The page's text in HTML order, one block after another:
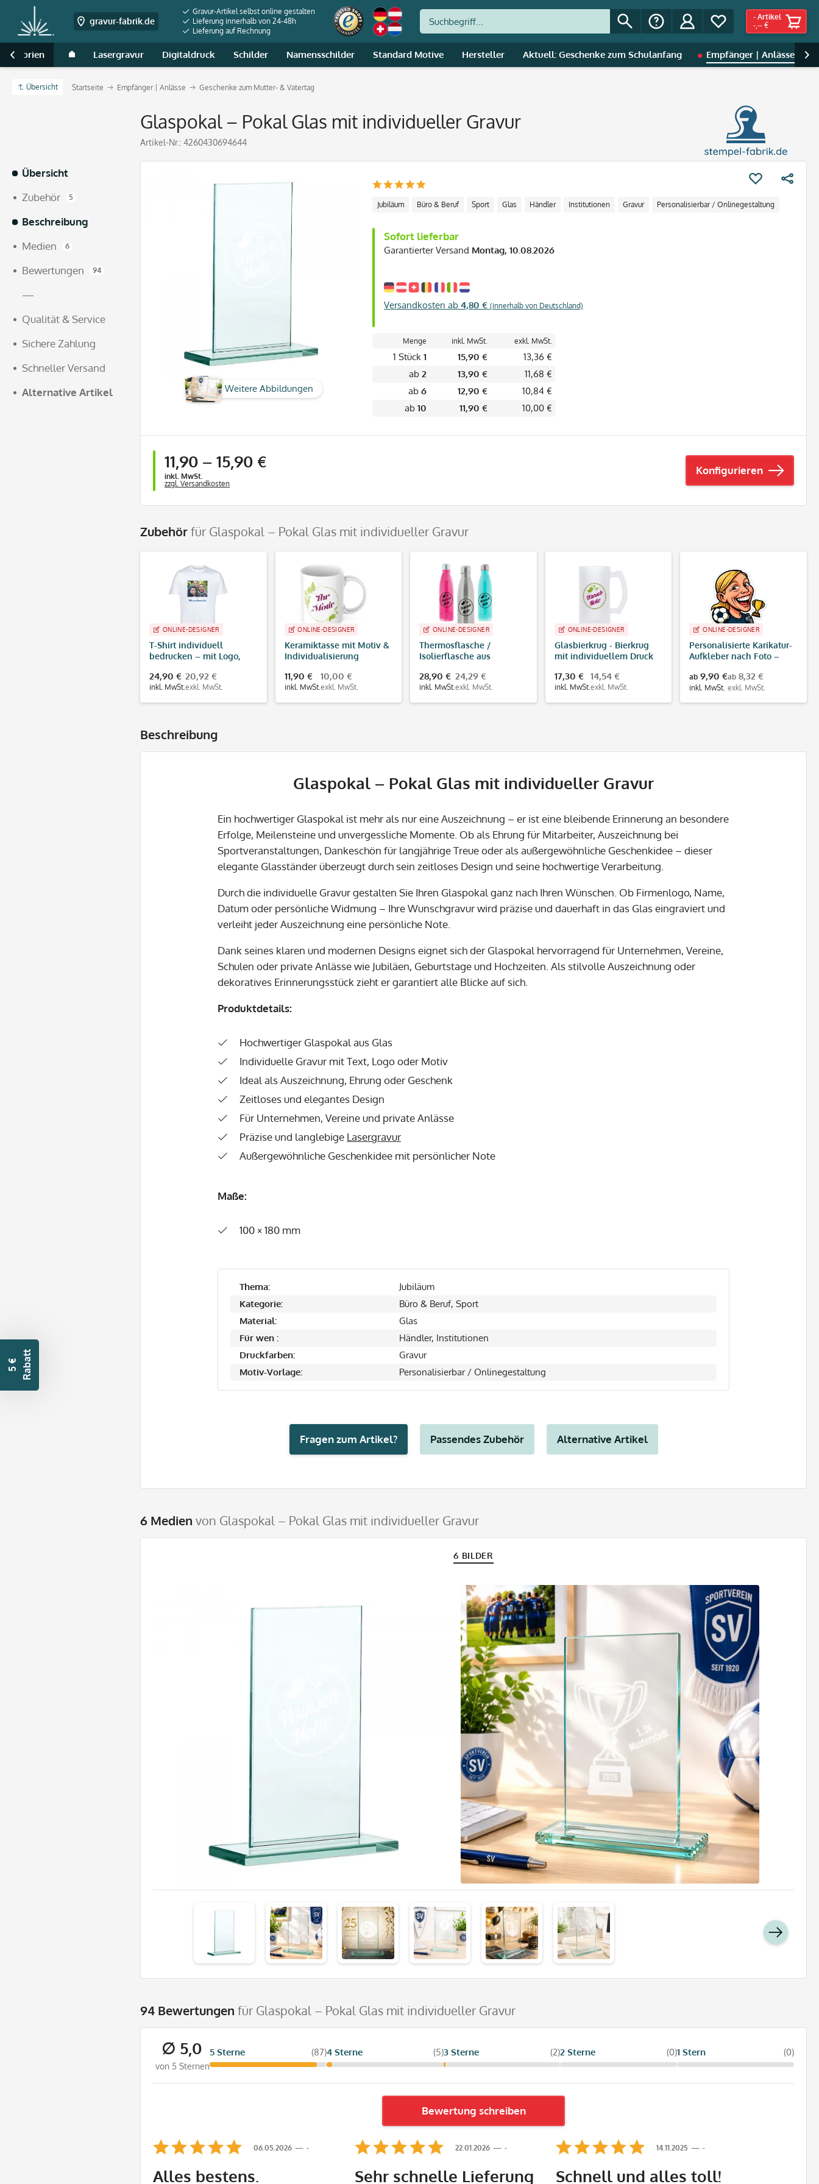
gravur-fabrik.de
Gravur-Artikel selbst online gestalten
Lieferung innerhalb von 24-48h
Lieferung auf Rechnung
- Artikel
-,-- €
Lasergravur Digitaldruck Schilder Namensschilder Standard Motive Hersteller Aktuell: Geschenke zum Schulanfang Empfänger | Anlässe
 
Übersicht Startseite Empfänger | Anlässe Geschenke zum Mutter- & Vatertag
Glaspokal – Pokal Glas mit individueller Gravur
Artikel-Nr.: 4260430694644
Übersicht
Zubehör
5
Beschreibung
Medien
6
Bewertungen 94
—
Qualität & Service
Sichere Zahlung
Schneller Versand
Alternative Artikel
Weitere Abbildungen
Jubiläum Büro & Beruf Sport Glas Händler Institutionen Gravur Personalisierbar / Onlinegestaltung
Sofort lieferbar
Garantierter Versand Montag, 10.08.2026
Versandkosten ab 4,80 € (innerhalb von Deutschland)
Menge inkl. MwSt. exkl. MwSt.
1 Stück 1 15,90 €
13,36 €
ab 2 13,90 €
11,68 €
ab 6 12,90 €
10,84 €
ab 10 11,90 € 10,00 €
ab
11,90 – 1 Stück
15,90 €
inkl. MwSt.
zzgl. Versandkosten
Konfigurieren
Zubehörfür Glaspokal – Pokal Glas mit individueller Gravur
ONLINE-DESIGNER
T-Shirt individuell
bedrucken – mit Logo,
24,90 €
inkl. MwSt.
20,92 €
exkl. MwSt.
ONLINE-DESIGNER
Keramiktasse mit Motiv &
Individualisierung
11,90 €
inkl. MwSt.
10,00 €
exkl. MwSt.
ONLINE-DESIGNER
Thermosflasche /
Isolierflasche aus
individuellem
Schwarzdruck
28,90 €
inkl. MwSt.
24,29 €
exkl. MwSt.
ONLINE-DESIGNER
Glasbierkrug - Bierkrug
mit individuellem Druck
17,30 €
inkl. MwSt.
14,54 €
exkl. MwSt.
ONLINE-DESIGNER
Personalisierte Karikatur-
Aufkleber nach Foto –
Fußball Design
ab 9,90 €
inkl. MwSt.
ab 8,32 €
exkl. MwSt.
Beschreibung
Glaspokal – Pokal Glas mit individueller Gravur
Ein hochwertiger Glaspokal ist mehr als nur eine Auszeichnung – er ist eine bleibende Erinnerung an besondere
Erfolge, Meilensteine und unvergessliche Momente. Ob als Ehrung für Mitarbeiter, Auszeichnung bei
Sportveranstaltungen, Dankeschön für langjährige Treue oder als außergewöhnliche Geschenkidee – dieser
elegante Glasständer überzeugt durch sein zeitloses Design und seine hochwertige Verarbeitung.
Durch die individuelle Gravur gestalten Sie Ihren Glaspokal ganz nach Ihren Wünschen. Ob Firmenlogo, Name,
Datum oder persönliche Widmung – Ihre Wunschgravur wird präzise und dauerhaft in das Glas eingraviert und
verleiht jeder Auszeichnung eine persönliche Note.
Dank seines klaren und modernen Designs eignet sich der Glaspokal hervorragend für Unternehmen, Vereine,
Schulen oder private Anlässe wie Jubiläen, Geburtstage und Hochzeiten. Als stilvolle Auszeichnung oder
dekoratives Erinnerungsstück zieht er garantiert alle Blicke auf sich.
Produktdetails:
Hochwertiger Glaspokal aus Glas
Individuelle Gravur mit Text, Logo oder Motiv
Ideal als Auszeichnung, Ehrung oder Geschenk
Zeitloses und elegantes Design
Für Unternehmen, Vereine und private Anlässe
Präzise und langlebige Lasergravur
Außergewöhnliche Geschenkidee mit persönlicher Note
Maße:
100 × 180 mm
Thema:
Jubiläum
Kategorie:
Büro & Beruf, Sport
Material:
Glas
Für wen :
Händler, Institutionen
Druckfarben:
Gravur
Motiv-Vorlage:
Personalisierbar / Onlinegestaltung
Fragen zum Artikel? Passendes Zubehör Alternative Artikel
6 Medien von Glaspokal – Pokal Glas mit individueller Gravur
6 BILDER
94 Bewertungen für Glaspokal – Pokal Glas mit individueller Gravur
∅ 5,0
von 5 Sternen
5 Sterne (87)4 Sterne (5)3 Sterne (2)2 Sterne (0)1 Stern (0)
Bewertung schreiben
-
06.05.2026
Alles bestens.
-
22.01.2026
Sehr schnelle Lieferung
-
14.11.2025
Schnell und alles toll!
5
€
R
a
b
a
t t